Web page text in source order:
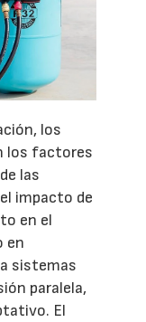
los
los factores
las
impacto de
en el
en
sistemas
paralela,
El